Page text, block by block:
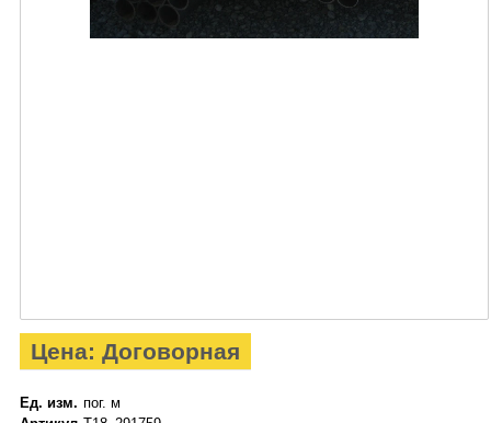
Цена: Договорная
Ед. изм. пог. м